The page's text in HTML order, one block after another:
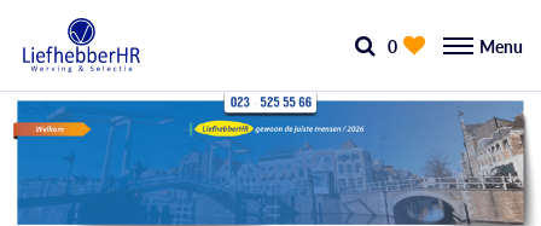
0 Menu